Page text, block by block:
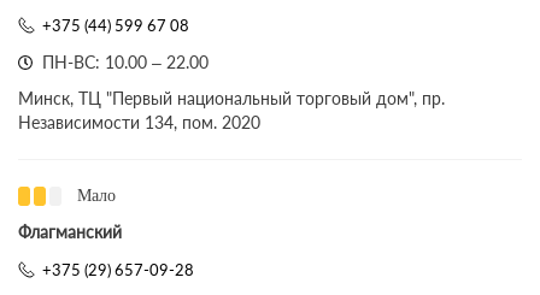
+375 (44) 599 67 08
ПН-ВС: 10.00 – 22.00
Минск, ТЦ "Первый национальный торговый дом", пр.
Независимости 134, пом. 2020
Мало
Флагманский
+375 (29) 657-09-28